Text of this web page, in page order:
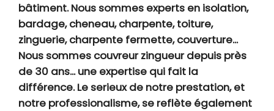
bâtiment. Nous sommes experts en isolation,
bardage, cheneau, charpente, toiture,
zinguerie, charpente fermette, couverture...
Nous sommes couvreur zingueur depuis près
de 30 ans... une expertise qui fait la
différence. Le serieux de notre prestation, et
notre professionalisme, se reflète également